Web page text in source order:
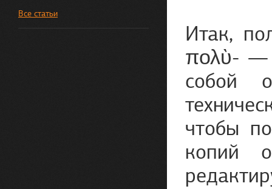
Все статьи
Итак,
πολὺ- —
собой
чтобы
копий